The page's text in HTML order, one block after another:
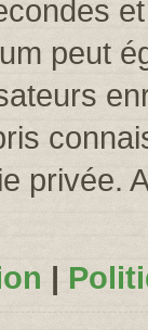
peut
privée.
|